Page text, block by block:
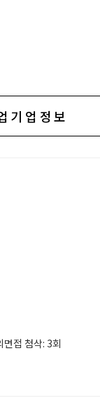
기업정보
접 첨삭: 3회